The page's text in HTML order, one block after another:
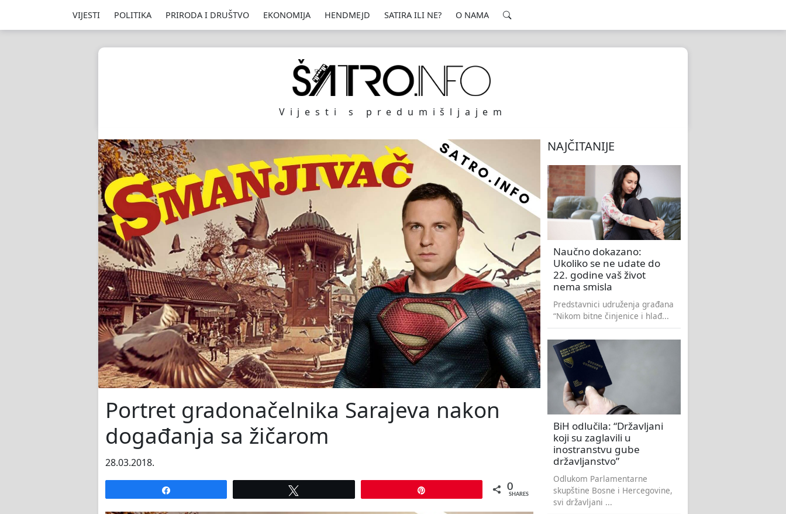
VIJESTI POLITIKA PRIRODA I DRUŠTVO EKONOMIJA HENDMEJD SATIRA ILI NE? O NAMA
Vijesti s predumišljajem
Portret gradonačelnika Sarajeva nakon
događanja sa žičarom
28.03.2018.
0
SHARES
NAJČITANIJE
Naučno dokazano:
Ukoliko se ne udate do
22. godine vaš život
nema smisla
Predstavnici udruženja građana
“Nikom bitne činjenice i hlađ...
BiH odlučila: “Državljani
koji su zaglavili u
inostranstvu gube
državljanstvo”
Odlukom Parlamentarne
skupštine Bosne i Hercegovine,
svi državljani ...